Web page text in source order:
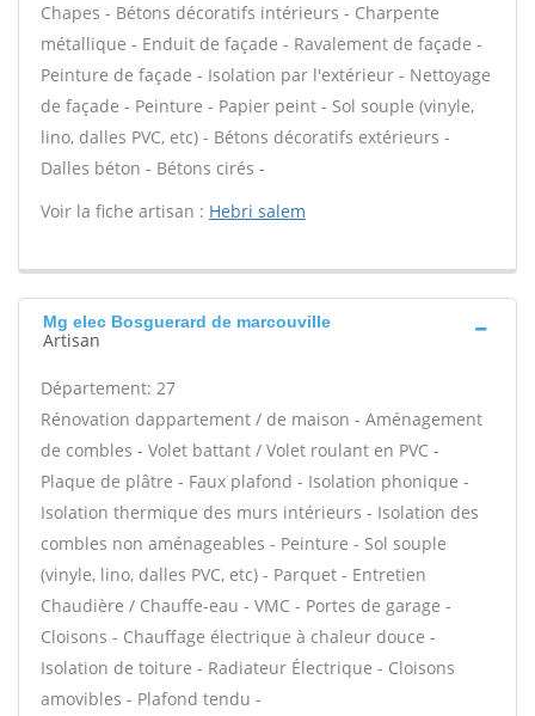
Chapes - Bétons décoratifs intérieurs - Charpente
métallique - Enduit de façade - Ravalement de façade -
Peinture de façade - Isolation par l'extérieur - Nettoyage
de façade - Peinture - Papier peint - Sol souple (vinyle,
lino, dalles PVC, etc) - Bétons décoratifs extérieurs -
Dalles béton - Bétons cirés -
Voir la fiche artisan : Hebri salem
Mg elec Bosguerard de marcouville
Artisan
Département: 27
Rénovation dappartement / de maison - Aménagement
de combles - Volet battant / Volet roulant en PVC -
Plaque de plâtre - Faux plafond - Isolation phonique -
Isolation thermique des murs intérieurs - Isolation des
combles non aménageables - Peinture - Sol souple
(vinyle, lino, dalles PVC, etc) - Parquet - Entretien
Chaudière / Chauffe-eau - VMC - Portes de garage -
Cloisons - Chauffage électrique à chaleur douce -
Isolation de toiture - Radiateur Électrique - Cloisons
amovibles - Plafond tendu -